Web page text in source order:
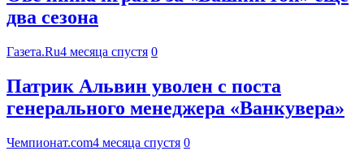
два сезона
Газета.Ru4 месяца спустя 0
Патрик Альвин уволен с поста
генерального менеджера «Ванкувера»
Чемпионат.com4 месяца спустя 0